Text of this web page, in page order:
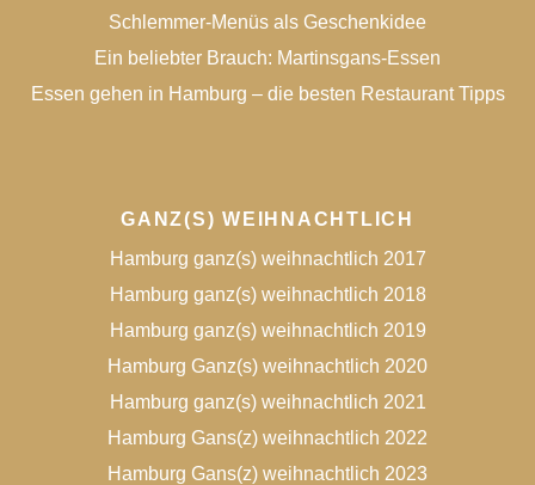
Schlemmer-Menüs als Geschenkidee
Ein beliebter Brauch: Martinsgans-Essen
Essen gehen in Hamburg – die besten Restaurant Tipps
GANZ(S) WEIHNACHTLICH
Hamburg ganz(s) weihnachtlich 2017
Hamburg ganz(s) weihnachtlich 2018
Hamburg ganz(s) weihnachtlich 2019
Hamburg Ganz(s) weihnachtlich 2020
Hamburg ganz(s) weihnachtlich 2021
Hamburg Gans(z) weihnachtlich 2022
Hamburg Gans(z) weihnachtlich 2023